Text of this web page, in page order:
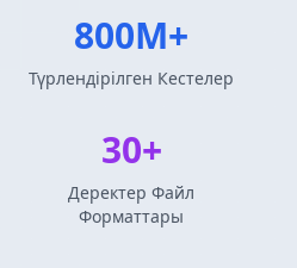
800M+
Түрлендірілген Кестелер
30+
Деректер Файл
Форматтары